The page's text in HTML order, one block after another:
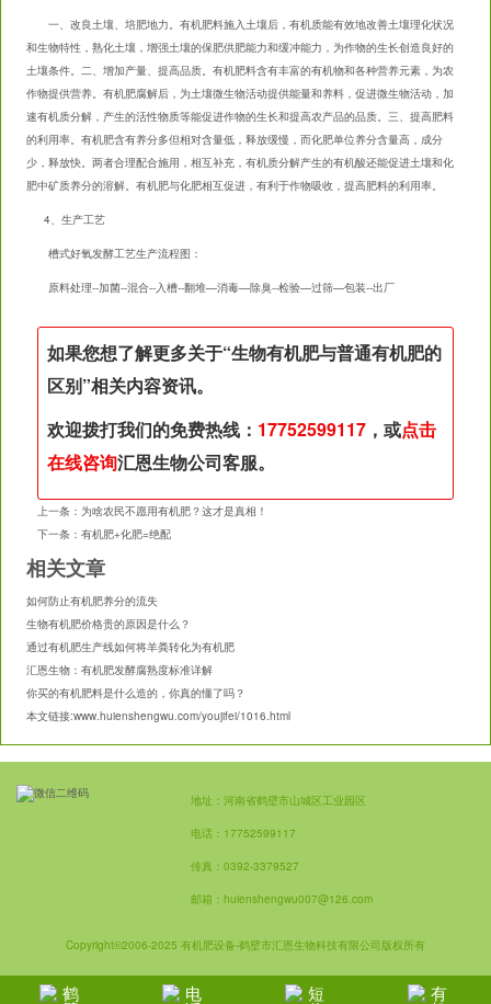
一、改良土壤、培肥地力。有机肥料施入土壤后，有机质能有效地改善土壤理化状况
和生物特性，熟化土壤，增强土壤的保肥供肥能力和缓冲能力，为作物的生长创造良好的
土壤条件。二、增加产量、提高品质。有机肥料含有丰富的有机物和各种营养元素，为农
作物提供营养。有机肥腐解后，为土壤微生物活动提供能量和养料，促进微生物活动，加
速有机质分解，产生的活性物质等能促进作物的生长和提高农产品的品质。三、提高肥料
的利用率。有机肥含有养分多但相对含量低，释放缓慢，而化肥单位养分含量高，成分
少，释放快。两者合理配合施用，相互补充，有机质分解产生的有机酸还能促进土壤和化
肥中矿质养分的溶解。有机肥与化肥相互促进，有利于作物吸收，提高肥料的利用率。
4、生产工艺
槽式好氧发酵工艺生产流程图：
原料处理--加菌--混合--入槽--翻堆—消毒—除臭--检验—过筛—包装--出厂
如果您想了解更多关于“生物有机肥与普通有机肥的
区别”相关内容资讯。
欢迎拨打我们的免费热线： 17752599117 ，或点击
在线咨询汇恩生物公司客服。
上一条： 为啥农民不愿用有机肥？这才是真相！
下一条：有机肥+化肥=绝配
相关文章
如何防止有机肥养分的流失
生物有机肥价格贵的原因是什么？
通过有机肥生产线如何将羊粪转化为有机肥
汇恩生物：有机肥发酵腐熟度标准详解
你买的有机肥料是什么造的，你真的懂了吗？
本文链接:www.huienshengwu.com/youjifei/1016.html
地址：河南省鹤壁市山城区工业园区
电话：17752599117
传真：0392-3379527
邮箱：huienshengwu007@126.com
Copyright©2006-2025 有机肥设备-鹤壁市汇恩生物科技有限公司版权所有